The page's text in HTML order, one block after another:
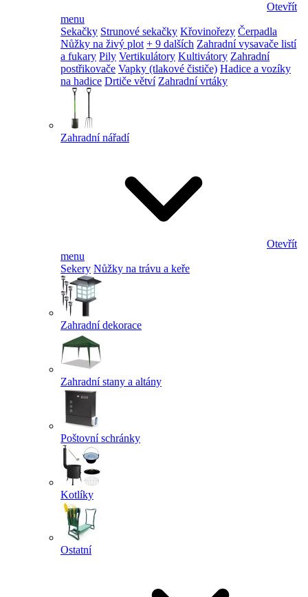
Otevřít
menu
Sekačky Strunové sekačky Křovinořezy Čerpadla
Nůžky na živý plot + 9 dalších Zahradní vysavače listí
a fukary Pily Vertikulátory Kultivátory Zahradní
postřikovače Vapky (tlakové čističe) Hadice a vozíky
na hadice Drtiče větví Zahradní vrtáky
Zahradní nářadí
Otevřít
menu
Sekery Nůžky na trávu a keře
Zahradní dekorace
Zahradní stany a altány
Poštovní schránky
Kotlíky
Ostatní